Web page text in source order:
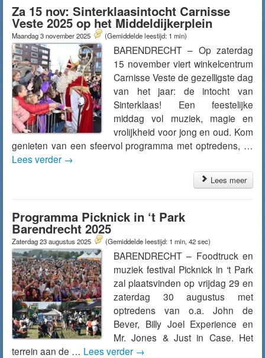
Za 15 nov: Sinterklaasintocht Carnisse
Veste 2025 op het Middeldijkerplein
Maandag 3 november 2025 (Gemiddelde leestijd: 1 min)
BARENDRECHT – Op zaterdag
15 november viert winkelcentrum
Carnisse Veste de gezelligste dag
van het jaar: de intocht van
Sinterklaas! Een feestelijke
middag vol muziek, magie en
vrolijkheid voor jong en oud. Kom
genieten van een sfeervol programma met optredens, …
Lees verder →
Lees meer
Programma Picknick in ‘t Park
Barendrecht 2025
Zaterdag 23 augustus 2025 (Gemiddelde leestijd: 1 min, 42 sec)
BARENDRECHT – Foodtruck en
muziek festival Picknick in ‘t Park
zal plaatsvinden op vrijdag 29 en
zaterdag 30 augustus met
optredens van o.a. John de
Bever, Billy Joel Experience en
Mr. Jones & Just in Case. Het
terrein aan de … Lees verder →